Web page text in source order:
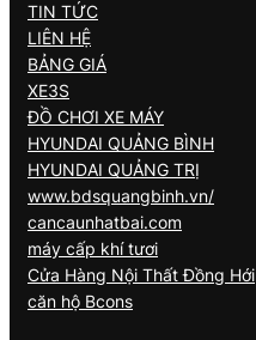
TIN TỨC
LIÊN HỆ
BẢNG GIÁ
XE3S
ĐỒ CHƠI XE MÁY
HYUNDAI QUẢNG BÌNH
HYUNDAI QUẢNG TRỊ
www.bdsquangbinh.vn/
cancaunhatbai.com
máy cấp khí tươi
Cửa Hàng Nội Thất Đồng Hới
căn hộ Bcons